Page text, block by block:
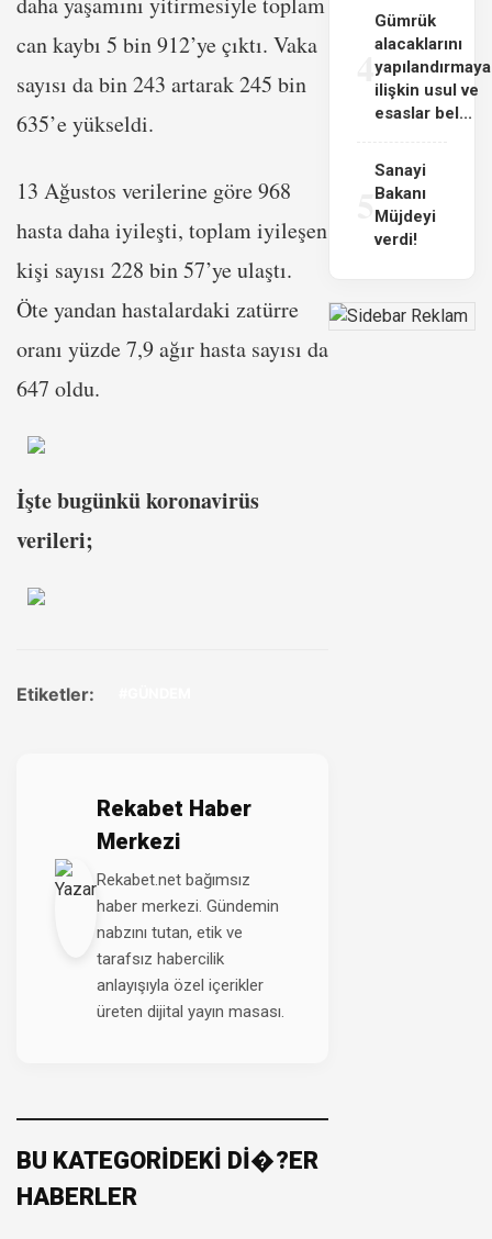
can kaybı 5 bin 912’ye çıktı. Vaka
sayısı da bin 243 artarak 245 bin
635’e yükseldi.
13 Ağustos verilerine göre 968
hasta daha iyileşti, toplam iyileşen
kişi sayısı 228 bin 57’ye ulaştı.
Öte yandan hastalardaki zatürre
oranı yüzde 7,9 ağır hasta sayısı da
647 oldu.
İşte bugünkü koronavirüs
verileri;
Etiketler:
Rekabet Haber
Merkezi
Rekabet.net bağımsız
haber merkezi. Gündemin
nabzını tutan, etik ve
tarafsız habercilik
anlayışıyla özel içerikler
üreten dijital yayın masası.
BU KATEGORİDEKİ Dİ�?ER
HABERLER
4
Gümrük
alacaklarını
yapılandırmaya
ilişkin usul ve
esaslar bel...
Sanayi
Bakanı
Müjdeyi
verdi!